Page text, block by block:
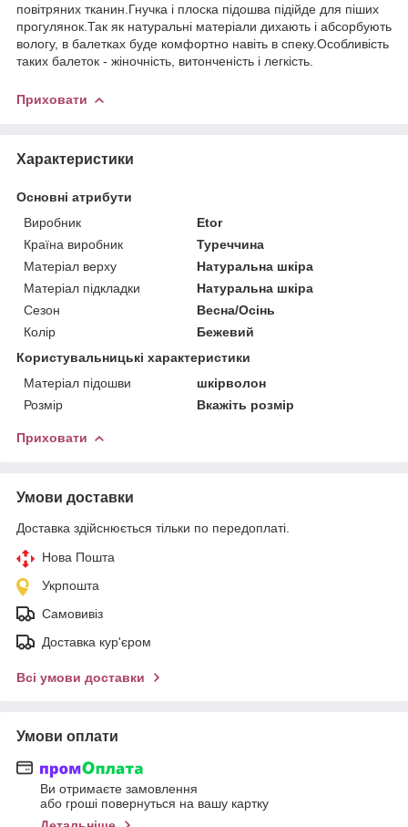
повітряних тканин.Гнучка і плоска підошва підійде для піших
прогулянок.Так як натуральні матеріали дихають і абсорбують
вологу, в балетках буде комфортно навіть в спеку.Особливість
таких балеток - жіночність, витонченість і легкість.
Приховати
Характеристики
Основні атрибути
Виробник
Etor
Країна виробник
Туреччина
Матеріал верху
Натуральна шкіра
Матеріал підкладки
Натуральна шкіра
Сезон
Весна/Осінь
Колір
Бежевий
Користувальницькі характеристики
Матеріал підошви
шкірволон
Розмір
Вкажіть розмір
Приховати
Умови доставки
Доставка здійснюється тільки по передоплаті.
Нова Пошта
Укрпошта
Самовивіз
Доставка кур'єром
Всі умови доставки
Умови оплати
Ви отримаєте замовлення
або гроші повернуться на вашу картку